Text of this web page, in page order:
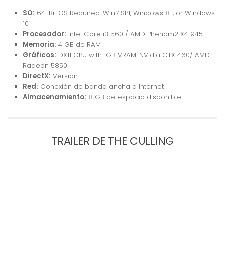
SO: 64-Bit OS Required: Win7 SP1, Windows 8.1, or Windows
10
Procesador: Intel Core i3 560 / AMD Phenom2 X4 945
Memoria: 4 GB de RAM
Gráficos: DX11 GPU with 1GB VRAM: NVidia GTX 460/ AMD
Radeon 5850
DirectX: Versión 11
Red: Conexión de banda ancha a Internet
Almacenamiento: 8 GB de espacio disponible
TRAILER DE THE CULLING